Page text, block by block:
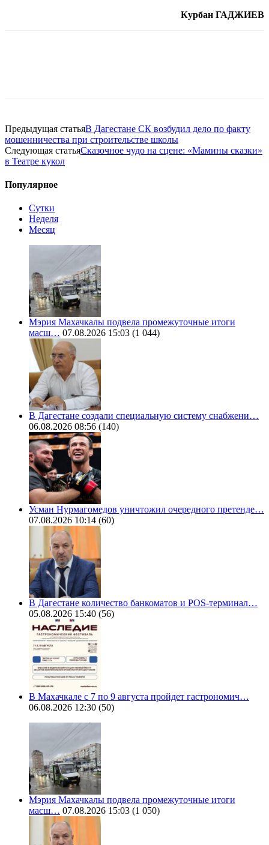
Курбан ГАДЖИЕВ
Предыдущая статьяВ Дагестане СК возбудил дело по факту
мошенничества при строительстве школы
Следующая статьяСказочное чудо на сцене: «Мамины сказки»
в Театре кукол
Популярное
Сутки
Неделя
Месяц
Мэрия Махачкалы подвела промежуточные итоги
масш… 07.08.2026 15:03 (1 044)
В Дагестане создали специальную систему снабжени…
06.08.2026 08:56 (140)
Усман Нурмагомедов уничтожил очередного претенде…
07.08.2026 10:14 (60)
В Дагестане количество банкоматов и POS-терминал…
05.08.2026 15:40 (56)
В Махачкале с 7 по 9 августа пройдет гастрономич…
06.08.2026 12:30 (50)
Мэрия Махачкалы подвела промежуточные итоги
масш… 07.08.2026 15:03 (1 050)